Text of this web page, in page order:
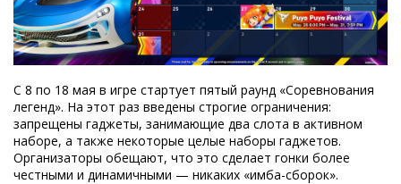
С 8 по 18 мая в игре стартует пятый раунд «Соревнования
легенд». На этот раз введены строгие ограничения:
запрещены гаджеты, занимающие два слота в активном
наборе, а также некоторые целые наборы гаджетов.
Организаторы обещают, что это сделает гонки более
честными и динамичными — никаких «имба-сборок».